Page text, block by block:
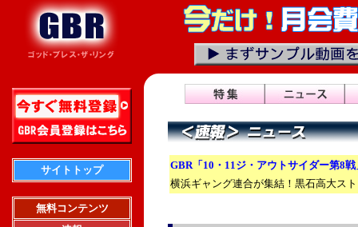
サイトトップ
無料コンテンツ
GBR「10・11ジ・アウトサイダー第8
横浜ギャング連合が集結！黒石高大ス